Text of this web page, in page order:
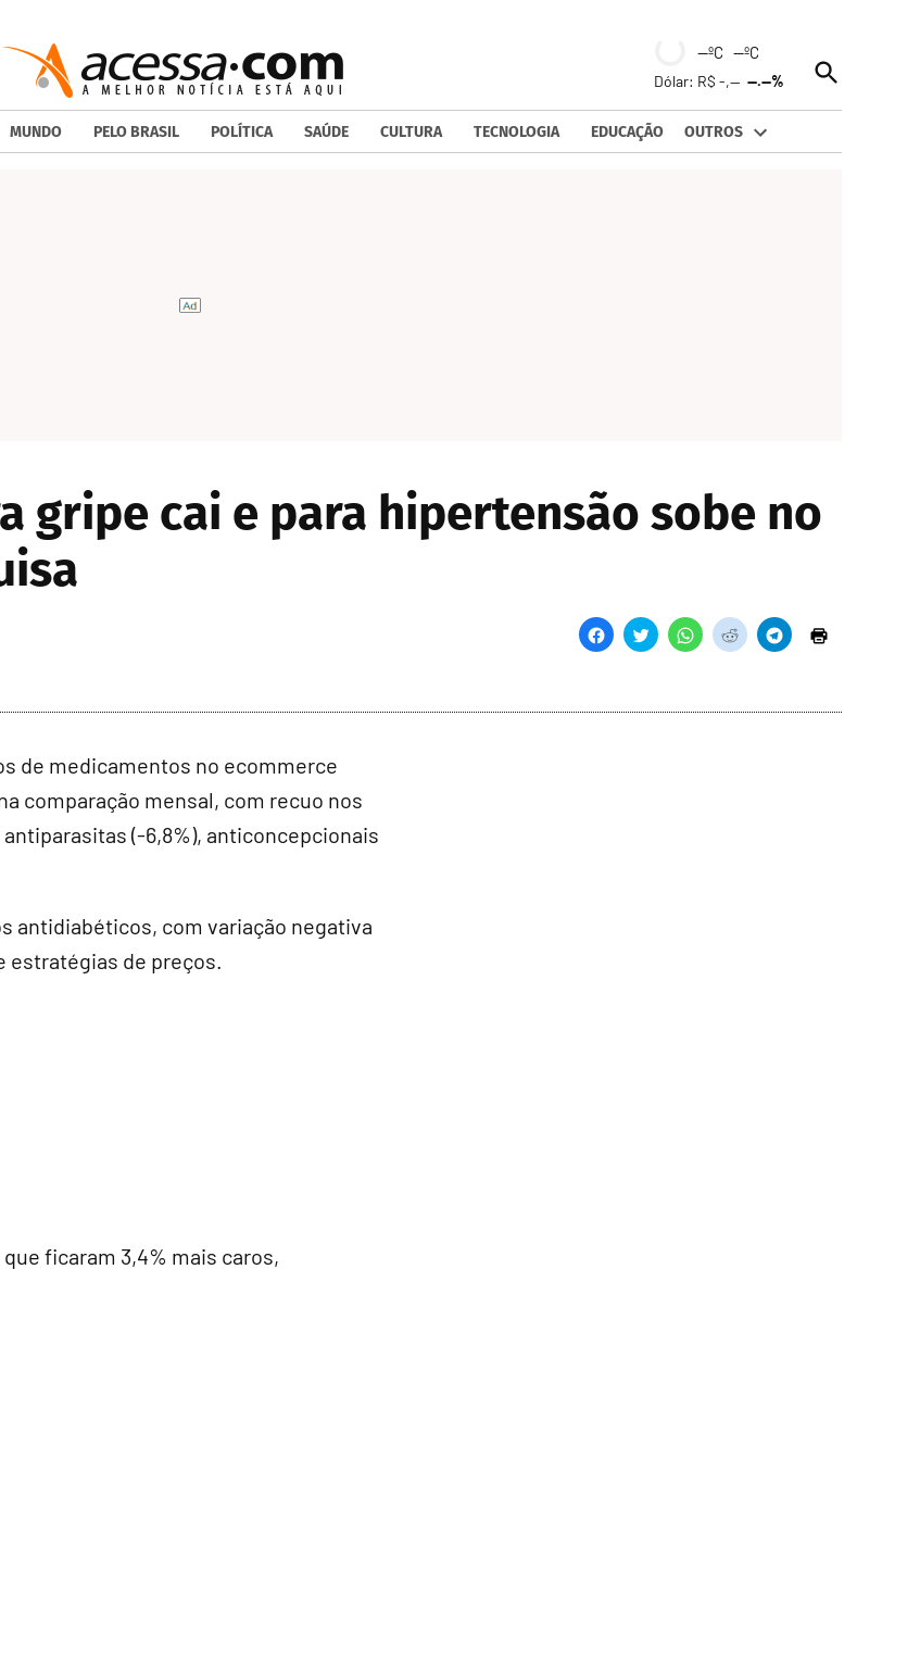
--ºC --ºC
Dólar: R$ -,----.--%
Open
Search
MUNDO PELO BRASIL POLÍTICA SAÚDE CULTURA TECNOLOGIA EDUCAÇÃO OUTROS
gripe cai e para hipertensão sobe no
de medicamentos no ecommerce
comparação mensal, com recuo nos
(-6,8%), anticoncepcionais
antidiabéticos, com variação negativa
estratégias de preços.
ficaram 3,4% mais caros,